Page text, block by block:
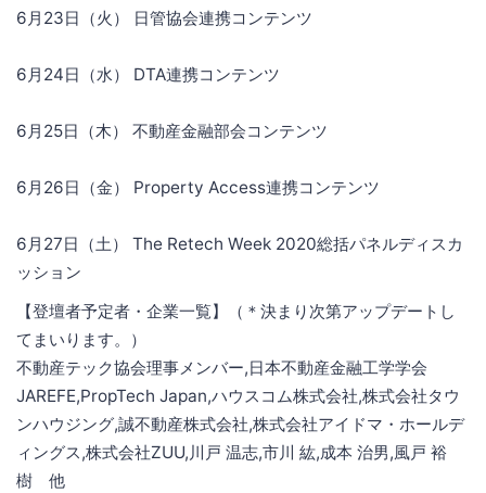
6月23日（火） 日管協会連携コンテンツ
6月24日（水） DTA連携コンテンツ
6月25日（木） 不動産金融部会コンテンツ
6月26日（金） Property Access連携コンテンツ
6月27日（土） The Retech Week 2020総括パネルディスカ
ッション
【登壇者予定者・企業一覧】（＊決まり次第アップデートし
てまいります。）
不動産テック協会理事メンバー,日本不動産金融工学学会
JAREFE,PropTech Japan,ハウスコム株式会社,株式会社タウ
ンハウジング,誠不動産株式会社,株式会社アイドマ・ホールデ
ィングス,株式会社ZUU,川戸 温志,市川 紘,成本 治男,風戸 裕
樹 他